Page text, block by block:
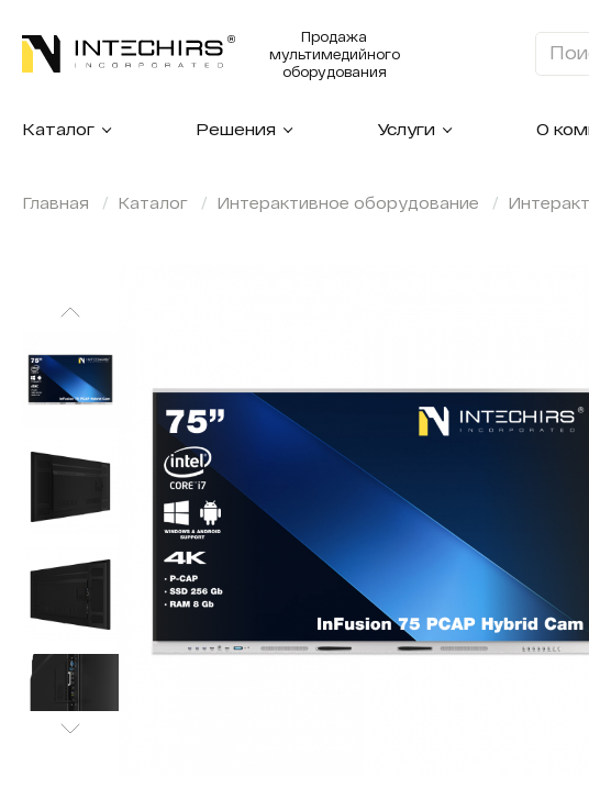
Продажа
мультимедийного
оборудования
Каталог Решения Услуги О
Главная Каталог Интерактивное оборудование